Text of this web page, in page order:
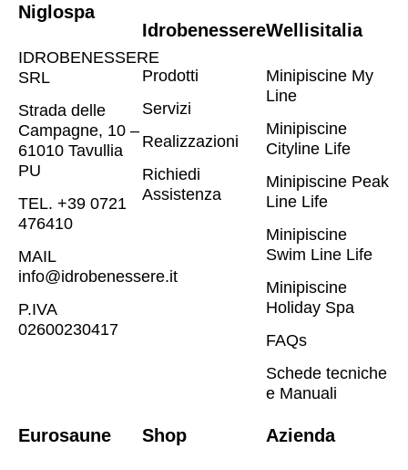
Niglospa
IDROBENESSERE
SRL
Strada delle
Campagne, 10 –
61010 Tavullia
PU
TEL. +39 0721
476410​
MAIL
info@idrobenessere.it
P.IVA
02600230417​
Idrobenessere
Prodotti
Servizi
Realizzazioni
Richiedi
Assistenza
Wellisitalia
Minipiscine My
Line
Minipiscine
Cityline Life
Minipiscine Peak
Line Life
Minipiscine
Swim Line Life
Minipiscine
Holiday Spa
FAQs
Schede tecniche
e Manuali
Eurosaune Shop Azienda